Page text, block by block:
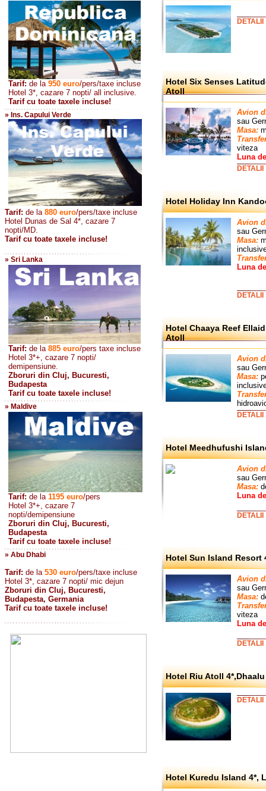
Tarif: de la 950 euro/pers/taxe incluse
Hotel 3*, cazare 7 nopti/ all inclusive.
Tarif cu toate taxele incluse!
» Ins. Capului Verde
Tarif: de la 880 euro/pers/taxe incluse
Hotel Dunas de Sal 4*, cazare 7
nopti/MD.
Tarif cu toate taxele incluse!
» Sri Lanka
Tarif: de la 885 euro/pers taxe incluse
Hotel 3*+, cazare 7 nopti/
demipensiune.
Zboruri din Cluj, Bucuresti,
Budapesta
Tarif cu toate taxele incluse!
» Maldive
Tarif: de la 1195 euro/pers
Hotel 3*+, cazare 7
nopti/demipensiune
Zboruri din Cluj, Bucuresti,
Budapesta
Tarif cu toate taxele incluse!
» Abu Dhabi
Tarif: de la 530 euro/pers/taxe incluse
Hotel 3*, cazare 7 nopti/ mic dejun
Zboruri din Cluj, Bucuresti,
Budapesta, Germania
Tarif cu toate taxele incluse!
DETALII
Hotel Six Senses
Atoll
Avion
sau
Masa:
viteza
Luna
DETALII
Hotel Holiday Inn
Avion
sau
Masa:
Luna
DETALII
Hotel Chaaya Reef
Atoll
Avion
sau
Masa:
DETALII
Hotel Meedhufushi
Avion
sau
Masa:
Luna
DETALII
Hotel Sun Island Resort
Avion
sau
Masa:
viteza
Luna
DETALII
Hotel Riu Atoll
DETALII
Hotel Kuredu Island 4*,